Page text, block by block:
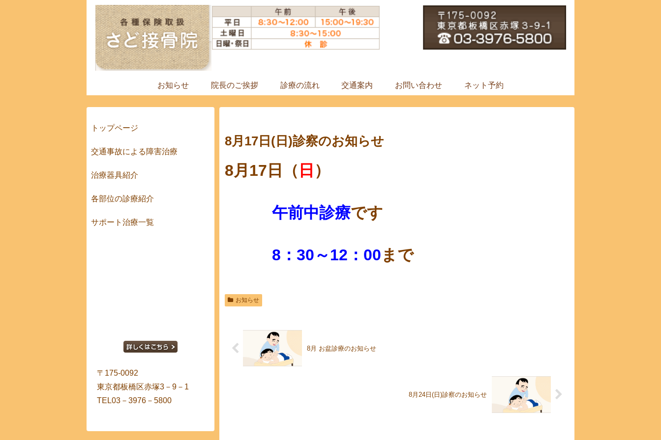
お知らせ 院長のご挨拶 診療の流れ 交通案内 お問い合わせ ネット予約
8月17日(日)診察のお知らせ
8月17 日（ 日 ）
午前中診療です
8：30～12：00まで
お知らせ
8月 お盆診療のお知らせ
8月24日(日)診察のお知らせ
トップページ
交通事故による障害治療
治療器具紹介
各部位の診療紹介
サポート治療一覧
〒175-0092
東京都板橋区赤塚3－9－1
TEL03－3976－5800